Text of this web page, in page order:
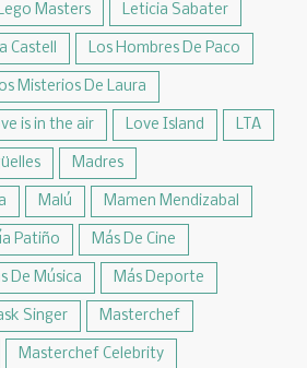
Masters Leticia Sabater
Castell Los Hombres De Paco
Misterios De Laura
is in the air Love Island LTA
Madres
Malú Mamen Mendizabal
Patiño Más De Cine
De Música Más Deporte
Singer Masterchef
Masterchef Celebrity